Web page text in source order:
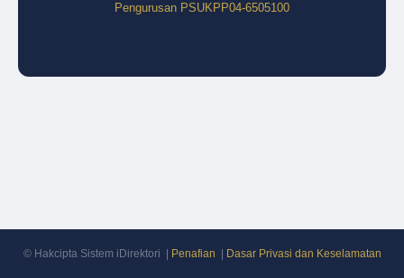
Pengurusan PSUKPP04-6505100
© Hakcipta Sistem iDirektori | Penafian Dasar Privasi dan Keselamatan